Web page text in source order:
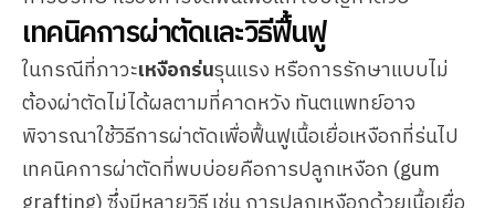
เทคนิคการผ่าตัดและวิธีฟื้นฟู
ในกรณีที่ภาวะเหงือกร่นรุนแรง หรือการรักษาแบบไม่
ต้องผ่าตัดไม่ได้ผลตามที่คาดหวัง ทันตแพทย์อาจ
พิจารณาใช้วิธีการผ่าตัดเพื่อฟื้นฟูเนื้อเยื่อเหงือกที่ร่นไป
เทคนิคการผ่าตัดที่พบบ่อยคือการปลูกเหงือก (gum